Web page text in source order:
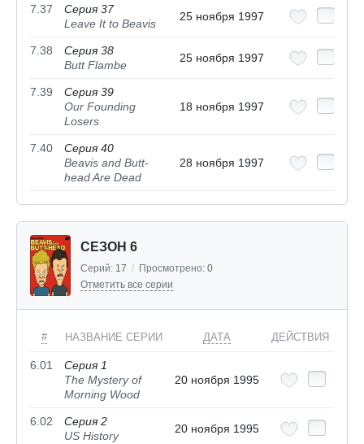
7.37
Серия 37
Leave It to Beavis
25 ноября 1997
7.38
Серия 38
Butt Flambe
25 ноября 1997
7.39
Серия 39
Our Founding
Losers
18 ноября 1997
7.40
Серия 40
Beavis and Butt-
head Are Dead
28 ноября 1997
СЕЗОН 6
Серий: 17 / Просмотрено: 0
Отметить все серии
# НАЗВАНИЕ СЕРИИ ДАТА ДЕЙСТВИЯ
6.01
Серия 1
The Mystery of
Morning Wood
20 ноября 1995
6.02
Серия 2
US History
20 ноября 1995